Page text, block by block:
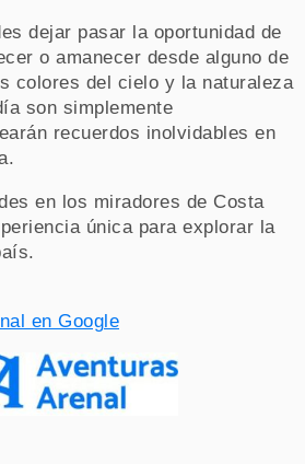
dejar pasar la oportunidad de
o amanecer desde alguno de
colores del cielo y la naturaleza
son simplemente
recuerdos inolvidables en
en los miradores de Costa
única para explorar la
en Google